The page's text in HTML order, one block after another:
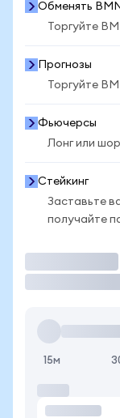
Обменять
Торгуйте
Прогнозы
Торгуйте
Фьючерсы
Лонг или
Стейкинг
Заставьте
получайте
15м